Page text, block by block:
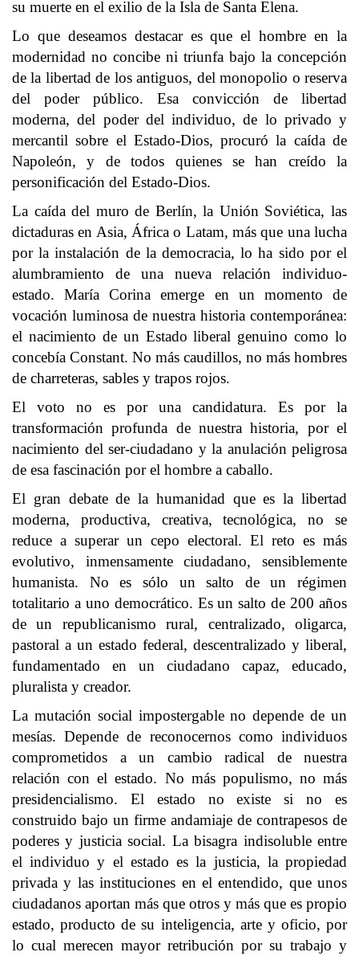
su muerte en el exilio de la Isla de Santa Elena.
Lo que deseamos destacar es que el hombre en la
modernidad no concibe ni triunfa bajo la concepción
de la libertad de los antiguos, del monopolio o reserva
del poder público. Esa convicción de libertad
moderna, del poder del individuo, de lo privado y
mercantil sobre el Estado-Dios, procuró la caída de
Napoleón, y de todos quienes se han creído la
personificación del Estado-Dios.
La caída del muro de Berlín, la Unión Soviética, las
dictaduras en Asia, África o Latam, más que una lucha
por la instalación de la democracia, lo ha sido por el
alumbramiento de una nueva relación individuo-
estado. María Corina emerge en un momento de
vocación luminosa de nuestra historia contemporánea:
el nacimiento de un Estado liberal genuino como lo
concebía Constant. No más caudillos, no más hombres
de charreteras, sables y trapos rojos.
El voto no es por una candidatura. Es por la
transformación profunda de nuestra historia, por el
nacimiento del ser-ciudadano y la anulación peligrosa
de esa fascinación por el hombre a caballo.
El gran debate de la humanidad que es la libertad
moderna, productiva, creativa, tecnológica, no se
reduce a superar un cepo electoral. El reto es más
evolutivo, inmensamente ciudadano, sensiblemente
humanista. No es sólo un salto de un régimen
totalitario a uno democrático. Es un salto de 200 años
de un republicanismo rural, centralizado, oligarca,
pastoral a un estado federal, descentralizado y liberal,
fundamentado en un ciudadano capaz, educado,
pluralista y creador.
La mutación social impostergable no depende de un
mesías. Depende de reconocernos como individuos
comprometidos a un cambio radical de nuestra
relación con el estado. No más populismo, no más
presidencialismo. El estado no existe si no es
construido bajo un firme andamiaje de contrapesos de
poderes y justicia social. La bisagra indisoluble entre
el individuo y el estado es la justicia, la propiedad
privada y las instituciones en el entendido, que unos
ciudadanos aportan más que otros y más que es propio
estado, producto de su inteligencia, arte y oficio, por
lo cual merecen mayor retribución por su trabajo y